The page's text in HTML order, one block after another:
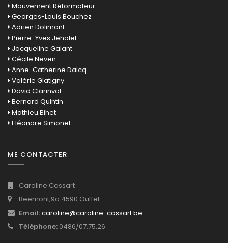
Mouvement Réformateur
Georges-Louis Bouchez
Adrien Dolimont
Pierre-Yves Jeholet
Jacqueline Galant
Cécile Neven
Anne-Catherine Dalcq
Valérie Glatigny
David Clarinval
Bernard Quintin
Mathieu Bihet
Eléonore Simonet
ME CONTACTER
Caroline Cassart
Beemont,9a 4590 Ouffet
Email:caroline@caroline-cassart.be
Téléphone: 0486/07.75.26